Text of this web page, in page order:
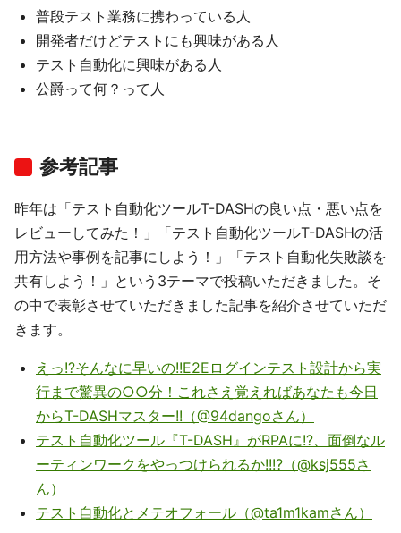
普段テスト業務に携わっている人
開発者だけどテストにも興味がある人
テスト自動化に興味がある人
公爵って何？って人
参考記事
昨年は「テスト自動化ツールT-DASHの良い点・悪い点を
レビューしてみた！」「テスト自動化ツールT-DASHの活
用方法や事例を記事にしよう！」「テスト自動化失敗談を
共有しよう！」という3テーマで投稿いただきました。そ
の中で表彰させていただきました記事を紹介させていただ
きます。
えっ!?そんなに早いの!!E2Eログインテスト設計から実
行まで驚異の○○分！これさえ覚えればあなたも今日
からT-DASHマスター!!（@94dangoさん）
テスト自動化ツール『T-DASH』がRPAに!?、面倒なル
ーティンワークをやっつけられるか!!!?（@ksj555さ
ん）
テスト自動化とメテオフォール（@ta1m1kamさん）